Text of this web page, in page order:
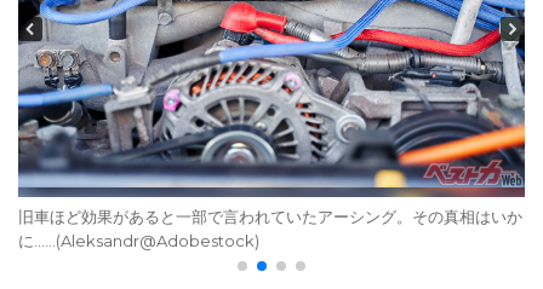
旧車ほど効果があると一部で言われていたアーシング。その真相はいか
に……(Aleksandr@Adobestock)